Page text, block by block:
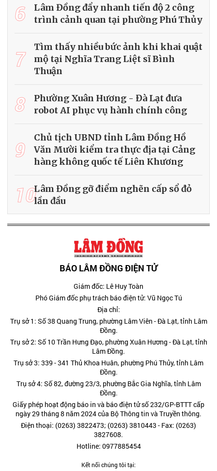
6
Lâm Đồng đẩy nhanh tiến độ 2 công
trình cảnh quan tại phường Phú Thủy
7
Tìm thấy nhiều bức ảnh khi khai quật
mộ tại Nghĩa Trang Liệt sĩ Bình
Thuận
8
Phường Xuân Hương - Đà Lạt đưa
robot AI phục vụ hành chính công
9
Chủ tịch UBND tỉnh Lâm Đồng Hồ
Văn Mười kiểm tra thực địa tại Cảng
hàng không quốc tế Liên Khương
10Lâm Đồng gỡ điểm nghẽn cấp sổ đỏ
lần đầu
BÁO LÂM ĐỒNG ĐIỆN TỬ
Giám đốc: Lê Huy Toàn
Phó Giám đốc phụ trách báo điện tử: Vũ Ngọc Tú
Địa chỉ:
Trụ sở 1: Số 38 Quang Trung, phường Lâm Viên - Đà Lạt, tỉnh Lâm
Đồng.
Trụ sở 2: Số 10 Trần Hưng Đạo, phường Xuân Hương - Đà Lạt, tỉnh
Lâm Đồng.
Trụ sở 3: 339 - 341 Thủ Khoa Huân, phường Phú Thủy, tỉnh Lâm
Đồng.
Trụ sở 4: Số 82, đường 23/3, phường Bắc Gia Nghĩa, tỉnh Lâm
Đồng.
Giấy phép hoạt động báo in và báo điện tử số 232/GP-BTTT cấp
ngày 29 tháng 8 năm 2024 của Bộ Thông tin và Truyền thông.
Điện thoại: (0263) 3822473; (0263) 3810443 - Fax: (0263)
3827608.
Hotline: 0977885454
Kết nối chúng tôi tại: